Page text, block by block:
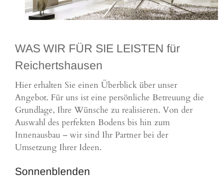
WAS WIR FÜR SIE LEISTEN für
Reichertshausen
Hier erhalten Sie einen Überblick über unser
Angebot. Für uns ist eine persönliche Betreuung die
Grundlage, Ihre Wünsche zu realisieren. Von der
Auswahl des perfekten Bodens bis hin zum
Innenausbau – wir sind Ihr Partner bei der
Umsetzung Ihrer Ideen.
Sonnenblenden